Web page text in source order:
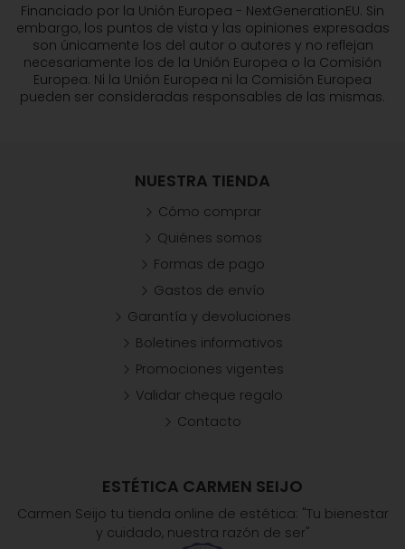
Financiado por la Unión Europea - NextGenerationEU. Sin
embargo, los puntos de vista y las opiniones expresadas
son únicamente los del autor o autores y no reflejan
necesariamente los de la Unión Europea o la Comisión
Europea. Ni la Unión Europea ni la Comisión Europea
pueden ser consideradas responsables de las mismas.
ESTÉTICA CARMEN SEIJO
Carmen Seijo tu tienda online de estética: "Tu bienestar
y cuidado, nuestra razón de ser"
NUESTRA TIENDA
Cómo comprar
Quiénes somos
Formas de pago
Gastos de envío
Garantía y devoluciones
Boletines informativos
Promociones vigentes
Validar cheque regalo
Contacto